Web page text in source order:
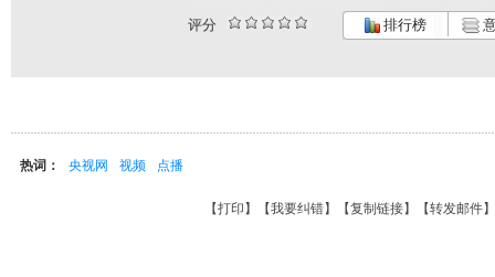
评分 排行榜
热词： 央视网 视频 点播
【打印 】【我要纠错】【复制链接】【转发邮件